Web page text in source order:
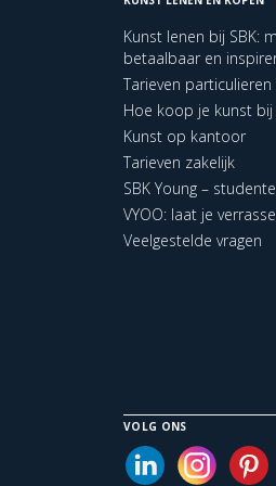
Kunst lenen bij SBK:
betaalbaar en
Tarieven particulieren
Hoe koop je kunst bij
Kunst op kantoor
Tarieven zakelijk
SBK Young –
VYOO: laat je
Veelgestelde vragen
VOLG ONS